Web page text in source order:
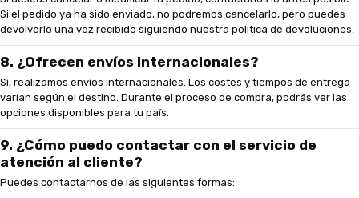
Si el pedido ya ha sido enviado, no podremos cancelarlo, pero puedes
devolverlo una vez recibido siguiendo nuestra política de devoluciones.
8. ¿Ofrecen envíos internacionales?
Sí, realizamos envíos internacionales. Los costes y tiempos de entrega
varían según el destino. Durante el proceso de compra, podrás ver las
opciones disponibles para tu país.
9. ¿Cómo puedo contactar con el servicio de
atención al cliente?
Puedes contactarnos de las siguientes formas: